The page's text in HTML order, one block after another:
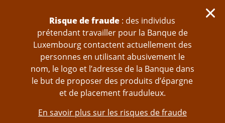
Risque de fraude : des individus
prétendant travailler pour la Banque de
Luxembourg contactent actuellement des
personnes en utilisant abusivement le
nom, le logo et l’adresse de la Banque dans
le but de proposer des produits d’épargne
et de placement frauduleux.
En savoir plus sur les risques de fraude